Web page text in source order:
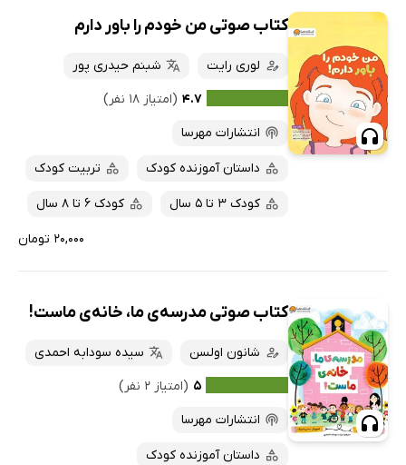
کتاب صوتی من خودم را باور دارم
لوری رایت
شبنم حیدری پور
۴.۷ (امتیاز ۱۸ نفر)
انتشارات مهرسا
داستان آموزنده کودک تربیت کودک
کودک 3 تا 5 سال کودک 6 تا 8 سال
۲۰,۰۰۰ تومان
کتاب صوتی مدرسه‌ی ما، خانه‌ی ماست!
شانون اولسن
سیده سودابه احمدی
۵ (امتیاز ۲ نفر)
انتشارات مهرسا
داستان آموزنده کودک